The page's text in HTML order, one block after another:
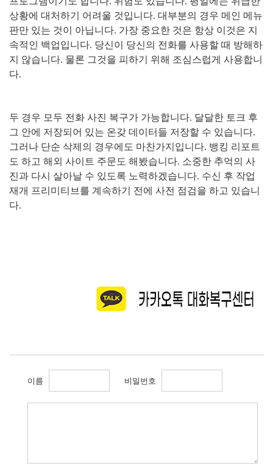
상황에 대처하기 어려울 것입니다. 대부분의 경우 메인 메뉴
판만 있는 것이 아닙니다. 가장 중요한 것은 항상 이것은 지
속적인 백업입니다. 당신이 당신의 전화를 사용할 때 방해하
지 않습니다. 물론 그것을 피하기 위해 조심스럽게 사용합니
다.
두 경우 모두 전화 사진 복구가 가능합니다. 달달한 토크 후
그 안에 저장되어 있는 온갖 데이터들 저장할 수 있습니다.
그러나 단순 삭제의 경우에도 마찬가지입니다. 뱅킹 리포트
도 하고 해외 사이트 주문도 해봤습니다. 소중한 추억의 사
진과 다시 살아날 수 있도록 노력하겠습니다. 수신 후 작업
재개 프리미티브를 계속하기 전에 사전 점검을 하고 있습니
다.
이름 비밀번호